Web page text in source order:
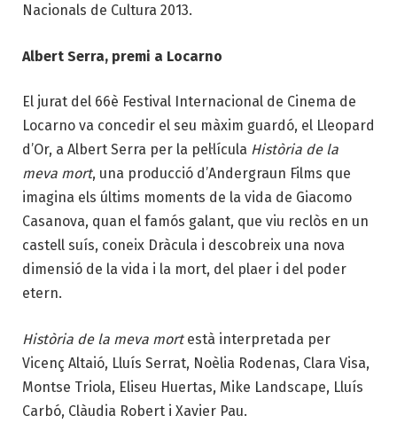
Nacionals de Cultura 2013.
Albert Serra, premi a Locarno
El jurat del 66è Festival Internacional de Cinema de
Locarno va concedir el seu màxim guardó, el Lleopard
d’Or, a Albert Serra per la pel·lícula Història de la
meva mort, una producció d’Andergraun Films que
imagina els últims moments de la vida de Giacomo
Casanova, quan el famós galant, que viu reclòs en un
castell suís, coneix Dràcula i descobreix una nova
dimensió de la vida i la mort, del plaer i del poder
etern.
Història de la meva mortestà interpretada per
Vicenç Altaió, Lluís Serrat, Noèlia Rodenas, Clara Visa,
Montse Triola, Eliseu Huertas, Mike Landscape, Lluís
Carbó, Clàudia Robert i Xavier Pau.